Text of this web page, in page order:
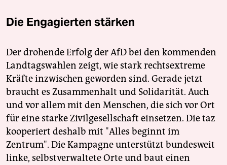
Die Engagierten stärken
Der drohende Erfolg der AfD bei den kommenden
Landtagswahlen zeigt, wie stark rechtsextreme
Kräfte inzwischen geworden sind. Gerade jetzt
braucht es Zusammenhalt und Solidarität. Auch
und vor allem mit den Menschen, die sich vor Ort
für eine starke Zivilgesellschaft einsetzen. Die taz
kooperiert deshalb mit "Alles beginnt im
Zentrum". Die Kampagne unterstützt bundesweit
linke, selbstverwaltete Orte und baut einen